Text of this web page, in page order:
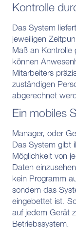
Kontrolle
Das System
jeweiligen
Maß an
können
Mitarbeiters
zuständigen
abgerechnet
Ein mobiles
Manager, oder
Das System gibt
Möglichkeit von
Daten
kein Programm
sondern das
eingebettet ist.
auf jedem Gerät
Betriebssystem.